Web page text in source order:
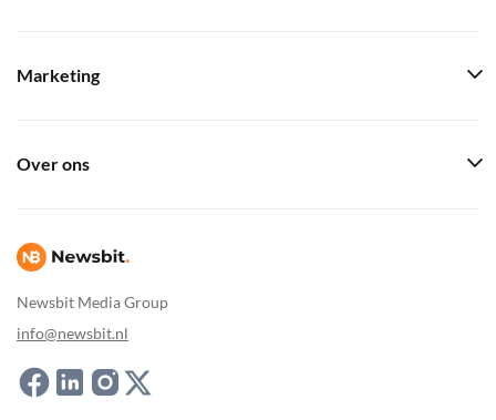
Newsbit Media Group
info@newsbit.nl
Marketing
Over ons